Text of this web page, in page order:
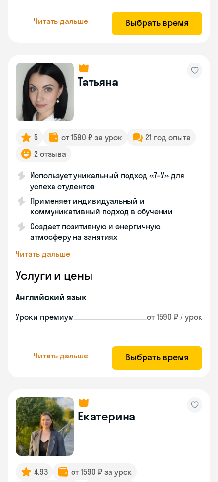
Читать дальше Выбрать время
Татьяна
5 от 1590 ₽ за урок
21 год опыта
2 отзыва
Использует уникальный подход «7–У» для
успеха студентов
Применяет индивидуальный и
коммуникативный подход в обучении
Создает позитивную и энергичную
атмосферу на занятиях
Читать дальше
Услуги и цены
Английский язык
Уроки премиум от 1590 ₽ / урок
Читать дальше Выбрать время
Екатерина
4.93
от 1590 ₽ за урок